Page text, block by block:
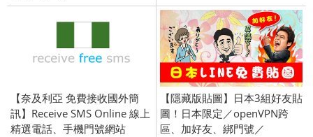
【奈及利亞 免費接收國外簡
訊】Receive SMS Online 線上
精選電話、手機門號網站
【隱藏版貼圖】日本3組好友貼
圖！日本限定／openVPN跨
區、加好友、綁門號／